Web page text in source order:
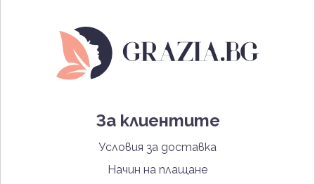
За клиентите
Условия за доставка
Начин на плащане